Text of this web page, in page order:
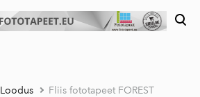
Vaata ostukorvi
Loodus Fliis fototapeet FOREST